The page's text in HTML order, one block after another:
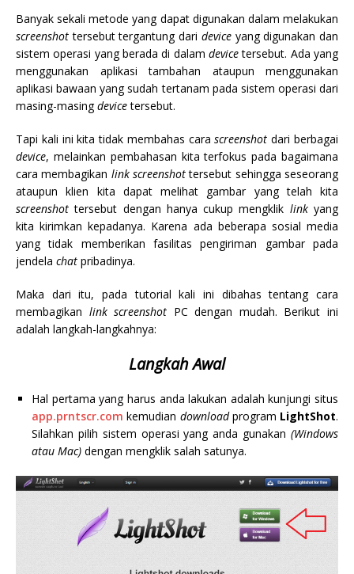
Banyak sekali metode yang dapat digunakan dalam melakukan
screenshot tersebut tergantung dari device yang digunakan dan
sistem operasi yang berada di dalam devicetersebut. Ada yang
menggunakan aplikasi tambahan ataupun menggunakan
aplikasi bawaan yang sudah tertanam pada sistem operasi dari
masing-masingdevicetersebut.
Tapi kali ini kita tidak membahas carascreenshot dari berbagai
device, melainkan pembahasan kita terfokus pada bagaimana
cara membagikan link screenshottersebut sehingga seseorang
ataupun klien kita dapat melihat gambar yang telah kita
screenshot tersebut dengan hanya cukup mengklik linkyang
kita kirimkan kepadanya. Karena ada beberapa sosial media
yang tidak memberikan fasilitas pengiriman gambar pada
jendela chat pribadinya.
Maka dari itu, pada tutorial kali ini dibahas tentang cara
membagikan link screenshot PC dengan mudah. Berikut ini
adalah langkah-langkahnya:
Langkah Awal
Hal pertama yang harus anda lakukan adalah kunjungi situs
app.prntscr.com kemudian downloadprogram LightShot.
Silahkan pilih sistem operasi yang anda gunakan (Windows
atau Mac) dengan mengklik salah satunya.